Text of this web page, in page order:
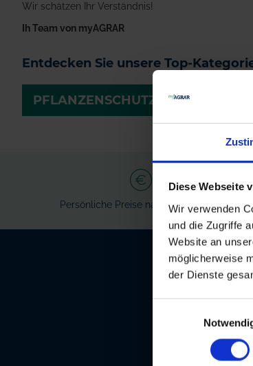
Diese Webseite
Wir verwenden
und die Zugriffe
Website an
möglicherweise
der Dienste
Wir schätzen Ihr Verständnis!
Ih Team von myAGRAR
Entdecken Sie unsere Top-
PFLANZENSCHUTZMITTEL
Persönliche Preise nach Anmeldung